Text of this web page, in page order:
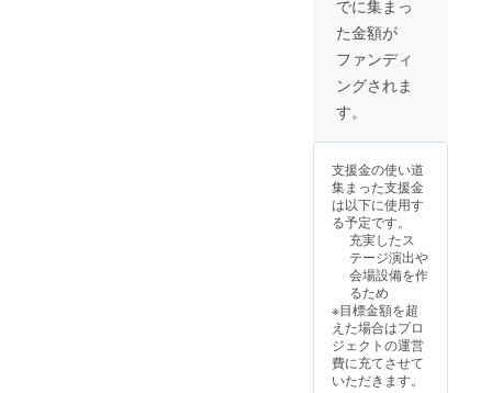
でに集まっ
た金額が
ファンディ
ングされま
す。
支援金の使い道
集まった支援金
は以下に使用す
る予定です。
充実したス
テージ演出や
会場設備を作
るため
※目標金額を超
えた場合はプロ
ジェクトの運営
費に充てさせて
いただきます。